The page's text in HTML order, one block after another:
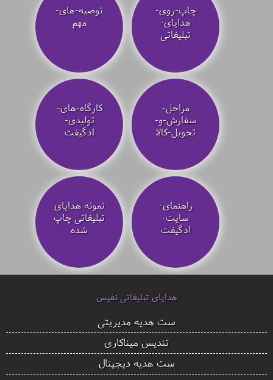
چاپ-روی-
هدایای-
تبلیغاتی
توصیه‌-های-
مهم
مراحل-
سفارش-و-
تحویل-کالا
کارگاه-های-
تولیدی-
ادگیفت
راهنمای-
سایت-
ادگیفت
نمونه هدایای
تبلیغاتی چاپ
شده
هدایای تبلیغاتی نفیس
ست هدیه مدیریتی
تندیس میناکاری
ست هدیه دیجیتال